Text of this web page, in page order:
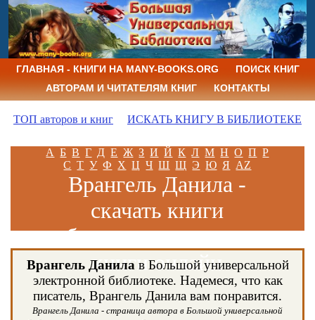
ГЛАВНАЯ - КНИГИ НА MANY-BOOKS.ORG
ПОИСК КНИГ
АВТОРАМ И ЧИТАТЕЛЯМ КНИГ
КОНТАКТЫ
ТОП авторов и книг ИСКАТЬ КНИГУ В БИБЛИОТЕКЕ
А Б В Г Д Е Ж З И Й К Л М Н О П Р
С Т У Ф Х Ц Ч Ш Щ Э Ю Я AZ
Врангель Данила -
скачать книги
бесплатно и читать
книги онлайн
Врангель Данила в Большой универсальной
электронной библиотеке. Надемеся, что как
писатель, Врангель Данила вам понравится.
Врангель Данила - страница автора в Большой универсальной